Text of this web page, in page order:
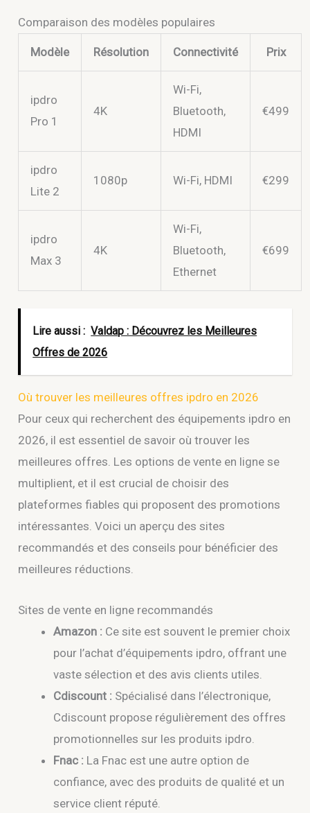
Comparaison des modèles populaires
Modèle Résolution Connectivité Prix
ipdro
Pro 1
4K
Wi-Fi,
Bluetooth,
HDMI
€499
ipdro
Lite 2
1080p Wi-Fi, HDMI €299
ipdro
Max 3
4K
Wi-Fi,
Bluetooth,
Ethernet
€699
Lire aussi : Valdap : Découvrez les Meilleures
Offres de 2026
Où trouver les meilleures offres ipdro en 2026
Pour ceux qui recherchent des équipements ipdro en
2026, il est essentiel de savoir où trouver les
meilleures offres. Les options de vente en ligne se
multiplient, et il est crucial de choisir des
plateformes fiables qui proposent des promotions
intéressantes. Voici un aperçu des sites
recommandés et des conseils pour bénéficier des
meilleures réductions.
Sites de vente en ligne recommandés
Amazon : Ce site est souvent le premier choix
pour l’achat d’équipements ipdro, offrant une
vaste sélection et des avis clients utiles.
Cdiscount : Spécialisé dans l’électronique,
Cdiscount propose régulièrement des offres
promotionnelles sur les produits ipdro.
Fnac : La Fnac est une autre option de
confiance, avec des produits de qualité et un
service client réputé.